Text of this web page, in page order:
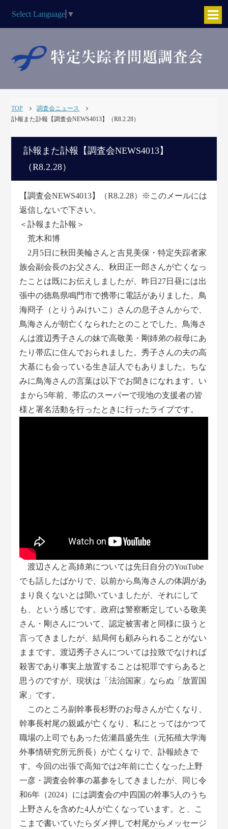
Select Language ▼
TOP
調査会ニュース
訃報また訃報【調査会NEWS4013】（R8.2.28）
訃報また訃報【調査会NEWS4013】
（R8.2.28）
【調査会NEWS4013】（R8.2.28）※このメールには
返信しないで下さい。
＜訃報また訃報＞
荒木和博
2月5日に秋田美輪さんと吉見美保・特定失踪者家
族会副会長のお父さん、秋田正一郎さんが亡くなっ
たことは既にお伝えしましたが、昨日27日昼には出
張中の徳島県鳴門市で携帯に電話がありました。鳥
海冏子（とりうみけいこ）さんの息子さんからで、
鳥海さんが朝亡くなられたとのことでした。鳥海さ
んは渡辺秀子さんの妹で高敬美・剛姉弟の叔母にあ
たり帯広に住んでおられました。秀子さんの夫の高
大基にも会っている生き証人でもありました。ちな
みに鳥海さんの言葉は以下でお聞きになれます。い
まから5年前、帯広のスーパーで現地の支援者の皆
様と署名活動を行ったときに行ったライブです。
渡辺さんと高姉弟については先日自分のYouTube
でも話したばかりで、以前から鳥海さんの体調があ
まり良くないとは聞いていましたが、それにして
も、という感じです。政府は警察断定している敬美
さん・剛さんについて、認定被害者と同様に扱うと
言ってきましたが、結局何も顧みられることがない
ままです。渡辺秀子さんについては拉致でなければ
殺害であり事実上放置することは犯罪ですらあると
思うのですが、現状は「法治国家」ならぬ「放置国
家」です。
このところ副幹事長杉野のお母さんが亡くなり、
幹事長村尾の親戚が亡くなり、私にとってはかつて
職場の上司でもあった佐瀬昌盛先生（元拓殖大学海
外事情研究所元所長）が亡くなりで、訃報続きで
す。今回の出張で高知では2年前に亡くなった上野
一彦・調査会幹事の墓参をしてきましたが、同じ令
和6年（2024）には調査会の中四国の幹事5人のうち
上野さんを含めた4人が亡くなっています。と、こ
こまで書いていたらダメ押しで村尾からメッセージ